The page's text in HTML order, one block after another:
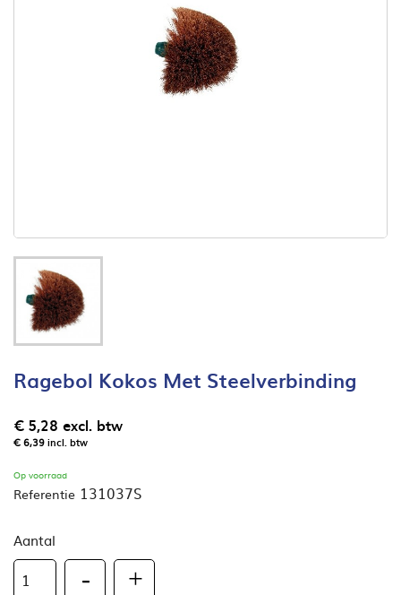
Ragebol Kokos Met Steelverbinding
€ 5,28 excl. btw
€ 6,39incl. btw
Op voorraad
Referentie 131037S
Aantal